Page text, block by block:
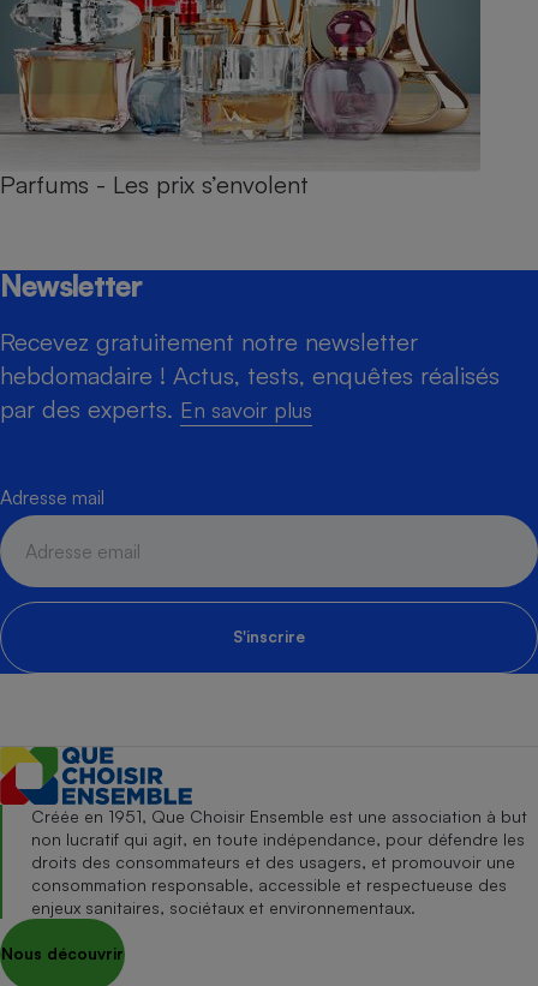
Parfums - Les prix s’envolent
Newsletter
Recevez gratuitement notre newsletter
hebdomadaire ! Actus, tests, enquêtes réalisés
par des experts. En savoir plus
Adresse mail
S'inscrire
Créée en 1951, Que Choisir Ensemble est une association à but
non lucratif qui agit, en toute indépendance, pour défendre les
droits des consommateurs et des usagers, et promouvoir une
consommation responsable, accessible et respectueuse des
enjeux sanitaires, sociétaux et environnementaux.
Nous découvrir